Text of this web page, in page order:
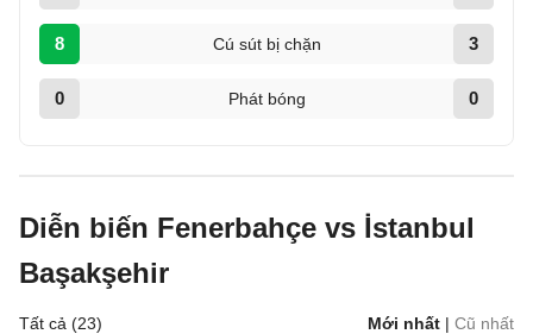
8 Cú sút bị chặn 3
0 Phát bóng 0
Diễn biến Fenerbahçe vs İstanbul
Başakşehir
Tất cả (23) Mới nhất | Cũ nhất